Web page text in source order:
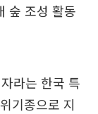
숲 조성 활동
라는 한국 특
기종으로 지